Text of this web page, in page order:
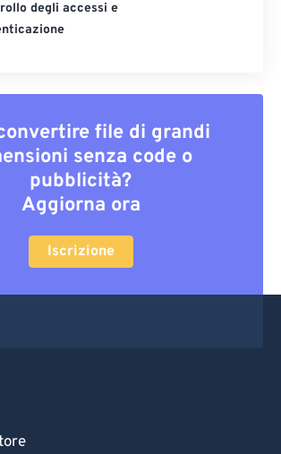
degli accessi e
file di grandi
senza code o
pubblicità?
Aggiorna ora
Iscrizione